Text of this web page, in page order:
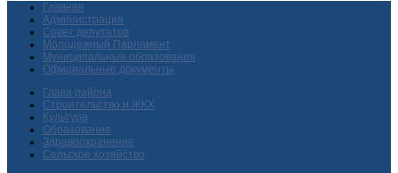
Главная
Администрация
Совет депутатов
Молодежный Парламент
Муниципальные образования
Официальные документы
Глава района
Строительство и ЖКХ
Культура
Образование
Здравоохранение
Сельское хозяйство